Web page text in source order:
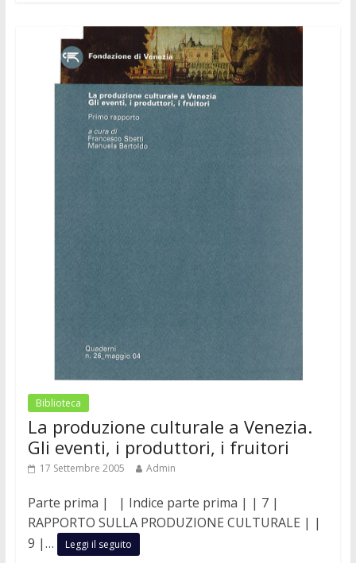
Biblioteca
La produzione culturale a Venezia.
Gli eventi, i produttori, i fruitori
17 Settembre 2005 Admin
Parte prima | | Indice parte prima | | 7 |
RAPPORTO SULLA PRODUZIONE CULTURALE | |
9 |…
Leggi il seguito